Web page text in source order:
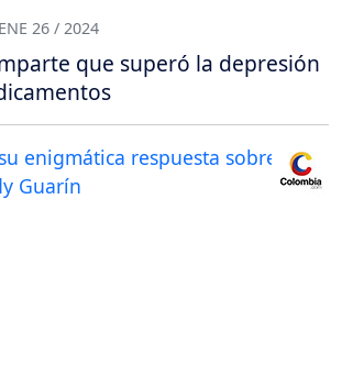
26 / 2024
que superó la depresión